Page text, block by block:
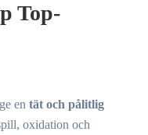
Top-
en tät och pålitlig
oxidation och